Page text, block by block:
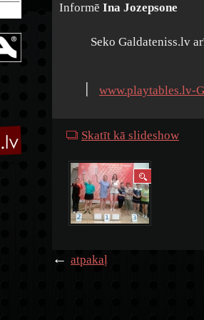
Informē Ina Jozepsone
Seko Galdateniss.lv
www.playtables.lv-
Skatīt kā slideshow
← atpakaļ